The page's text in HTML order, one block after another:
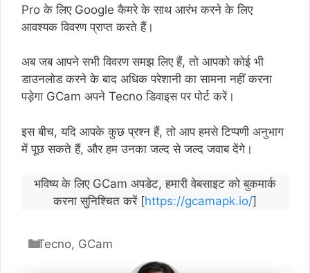
Pro के लिए Google कैमरे के साथ आरंभ करने के लिए
आवश्यक विवरण प्राप्त करते हैं।
अब जब आपने सभी विवरण समझ लिए हैं, तो आपको कोई भी
डाउनलोड करने के बाद अधिक परेशानी का सामना नहीं करना
पड़ेगा GCam अपने Tecno डिवाइस पर पोर्ट करें।
इस बीच, यदि आपके कुछ प्रश्न हैं, तो आप हमसे टिप्पणी अनुभाग
में पूछ सकते हैं, और हम उनका जल्द से जल्द जवाब देंगे।
भविष्य के लिए GCam अपडेट, हमारी वेबसाइट को बुकमार्क
करना सुनिश्चित करें [https://gcamapk.io/]
श्रेणियाँ
Tecno, GCam